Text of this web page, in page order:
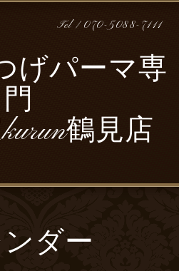
Tel / 070-5088-7111
げパーマ専
門
鶴見店
ダー